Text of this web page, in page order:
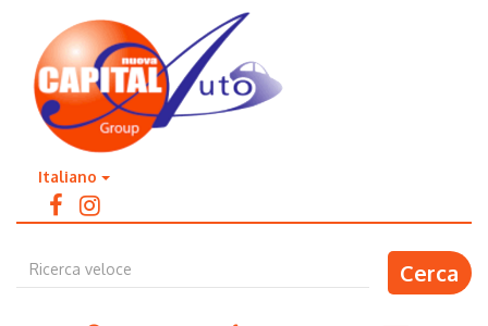
Italiano
Cerca